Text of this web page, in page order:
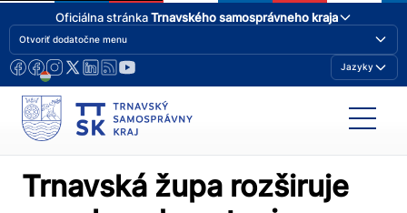
Oficiálna stránkaTrnavského samosprávneho kraja
Otvoriť dodatočne menu
Jazyky
Trnavská župa rozširuje